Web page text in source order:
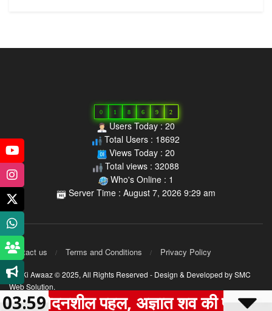
0 1 8 6 9 2
Users Today : 20
Total Users : 18692
Views Today : 20
Total views : 32088
Who's Online : 1
Server Time : August 7, 2026 9:29 am
Contact us Terms and Conditions Privacy Policy
MP Ki Awaaz © 2025, All Rights Reserved - Design & Developed bySMC
Web Solution.
पहल, अज्ञात शव की पहचान कर
03:59